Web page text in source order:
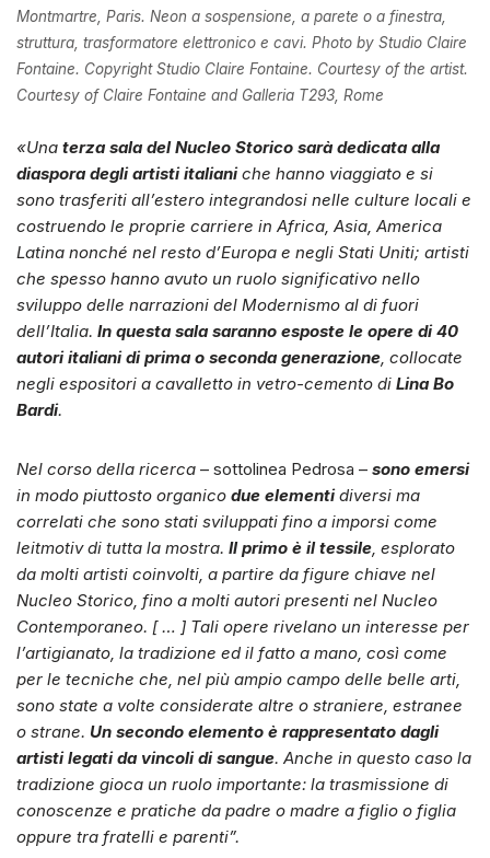
Montmartre, Paris. Neon a sospensione, a parete o a finestra,
struttura, trasformatore elettronico e cavi. Photo by Studio Claire
Fontaine. Copyright Studio Claire Fontaine. Courtesy of the artist.
Courtesy of Claire Fontaine and Galleria T293, Rome
«Una terza sala del Nucleo Storico sarà dedicata alla
diaspora degli artisti italianiche hanno viaggiato e si
sono trasferiti all’estero integrandosi nelle culture locali e
costruendo le proprie carriere in Africa, Asia, America
Latina nonché nel resto d’Europa e negli Stati Uniti; artisti
che spesso hanno avuto un ruolo significativo nello
sviluppo delle narrazioni del Modernismo al di fuori
dell’Italia. In questa sala saranno esposte le opere di 40
autori italiani di prima o seconda generazione , collocate
negli espositori a cavalletto in vetro-cemento di Lina Bo
Bardi.
Nel corso della ricerca – sottolinea Pedrosa – sono emersi
in modo piuttosto organico due elementidiversi ma
correlati che sono stati sviluppati fino a imporsi come
leitmotiv di tutta la mostra. Il primo è il tessile , esplorato
da molti artisti coinvolti, a partire da figure chiave nel
Nucleo Storico, fino a molti autori presenti nel Nucleo
Contemporaneo. [ … ] Tali opere rivelano un interesse per
l’artigianato, la tradizione ed il fatto a mano, così come
per le tecniche che, nel più ampio campo delle belle arti,
sono state a volte considerate altre o straniere, estranee
o strane. Un secondo elemento è rappresentato dagli
artisti legati da vincoli di sangue. Anche in questo caso la
tradizione gioca un ruolo importante: la trasmissione di
conoscenze e pratiche da padre o madre a figlio o figlia
oppure tra fratelli e parenti”.